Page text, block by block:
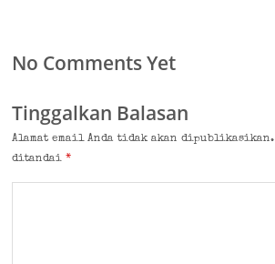
No Comments Yet
Tinggalkan Balasan
Alamat email Anda tidak akan dipublikasikan.
ditandai *